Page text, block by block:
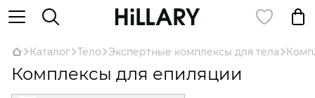
Каталог Тело Экспертные комплексы для тела
Комплексы для епиляции